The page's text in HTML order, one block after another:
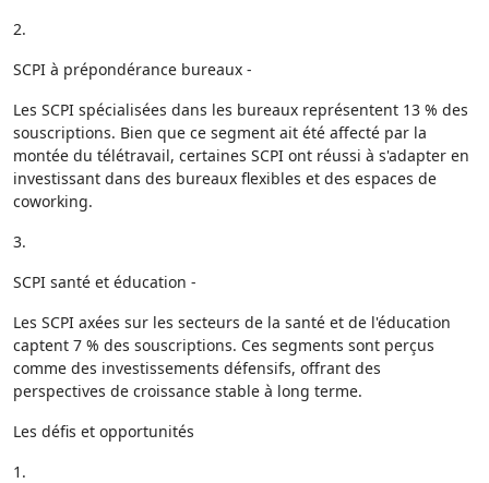
2.
SCPI à prépondérance bureaux -
Les SCPI spécialisées dans les bureaux représentent 13 % des
souscriptions. Bien que ce segment ait été affecté par la
montée du télétravail, certaines SCPI ont réussi à s'adapter en
investissant dans des bureaux flexibles et des espaces de
coworking.
3.
SCPI santé et éducation -
Les SCPI axées sur les secteurs de la santé et de l'éducation
captent 7 % des souscriptions. Ces segments sont perçus
comme des investissements défensifs, offrant des
perspectives de croissance stable à long terme.
Les défis et opportunités
1.